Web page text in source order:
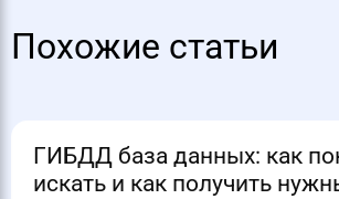
Похожие статьи
ГИБДД база данных: как
искать и как получить